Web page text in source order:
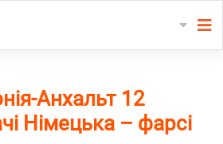
Анхальт 12
Німецька – фарсі